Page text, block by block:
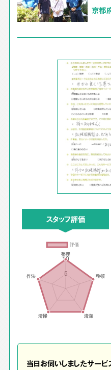
京都
スタッフ評価
当日お伺いしましたサービ